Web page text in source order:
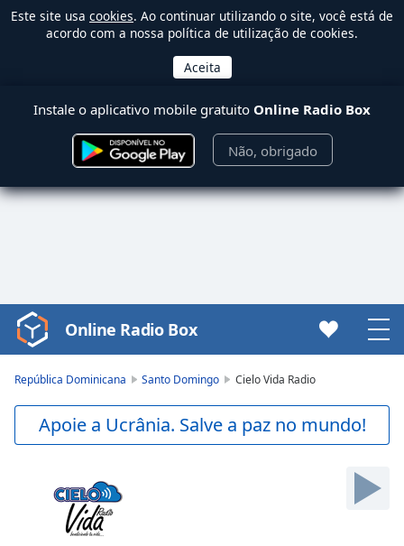
Este site usa cookies. Ao continuar utilizando o site, você está de
acordo com a nossa política de utilização de cookies.
Instale o aplicativo mobile gratuito Online Radio Box
Não, obrigado
Video
Player
Backward
Online Radio Box
República Dominicana Santo Domingo Cielo Vida Radio
Apoie a Ucrânia. Salve a paz no mundo!